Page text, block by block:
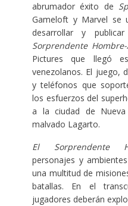
abrumador éxito de
Gameloft y Marvel se
desarrollar y
Sorprendente
Pictures que llegó
venezolanos. El juego,
y teléfonos que
los esfuerzos del
a la ciudad de
malvado Lagarto.
El Sorprendente
personajes y
una multitud de
batallas. En el
jugadores deberán